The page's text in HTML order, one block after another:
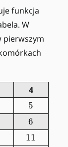
funkcja
W
pierwszym
4
5
5
6
6
1
11